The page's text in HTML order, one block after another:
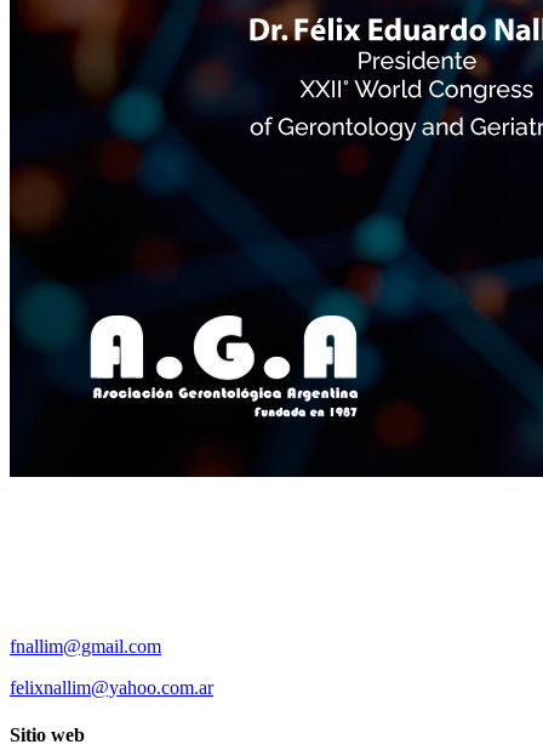
fnallim@gmail.com
felixnallim@yahoo.com.ar
Sitio web